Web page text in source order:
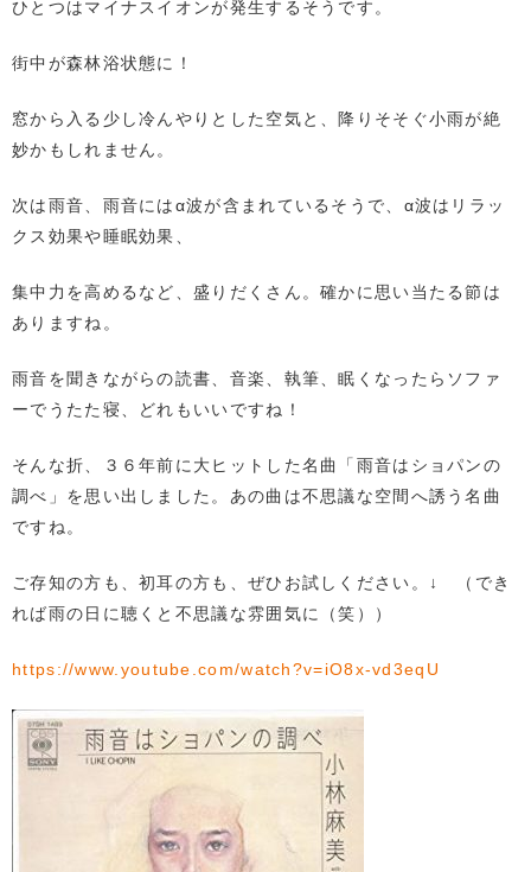
ひとつはマイナスイオンが発生するそうです。
街中が森林浴状態に！
窓から入る少し冷んやりとした空気と、降りそそぐ小雨が絶
妙かもしれません。
次は雨音、雨音にはα波が含まれているそうで、α波はリラッ
クス効果や睡眠効果、
集中力を高めるなど、盛りだくさん。確かに思い当たる節は
ありますね。
雨音を聞きながらの読書、音楽、執筆、眠くなったらソファ
ーでうたた寝、どれもいいですね！
そんな折、３６年前に大ヒットした名曲「雨音はショパンの
調べ」を思い出しました。あの曲は不思議な空間へ誘う名曲
ですね。
ご存知の方も、初耳の方も、ぜひお試しください。↓ （でき
れば雨の日に聴くと不思議な雰囲気に（笑））
https://www.youtube.com/watch?v=iO8x-vd3eqU